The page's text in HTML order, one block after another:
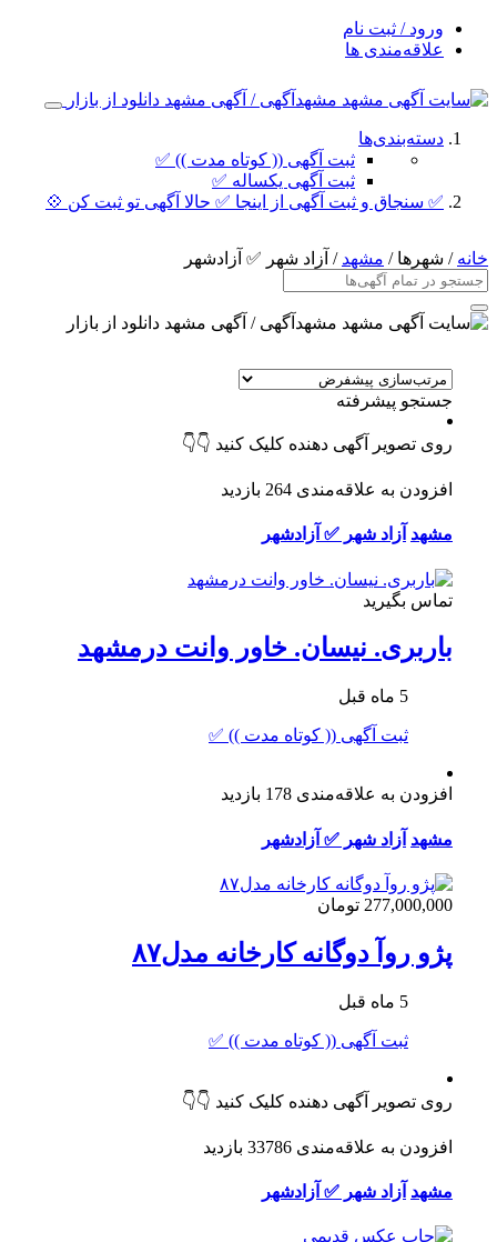
ورود / ثبت نام
علاقه‌مندی ها
دسته‌بندی‌ها
ثبت آگهی (( کوتاه مدت )) ✅
ثبت آگهی یکساله ✅
✅ سنجاق و ثبت آگهی از اینجا ✅ حالا آگهی تو ثبت کن 💠
خانه / شهرها / مشهد / آزاد شهر ✅ آزادشهر
جستجو پیشرفته
روی تصویر آگهی دهنده کلیک کنید 👇👇
افزودن به علاقه‌مندی 264 بازدید
مشهد آزاد شهر ✅ آزادشهر
تماس بگیرید
باربری. نیسان. خاور وانت درمشهد
5 ماه قبل
ثبت آگهی (( کوتاه مدت )) ✅
افزودن به علاقه‌مندی 178 بازدید
مشهد آزاد شهر ✅ آزادشهر
277,000,000 تومان
پژو روآ دوگانه کارخانه مدل۸۷
5 ماه قبل
ثبت آگهی (( کوتاه مدت )) ✅
روی تصویر آگهی دهنده کلیک کنید 👇👇
افزودن به علاقه‌مندی 33786 بازدید
مشهد آزاد شهر ✅ آزادشهر